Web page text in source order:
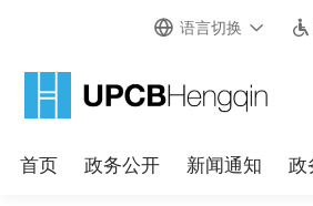
语言切换
首页 政务公开 新闻通知 政